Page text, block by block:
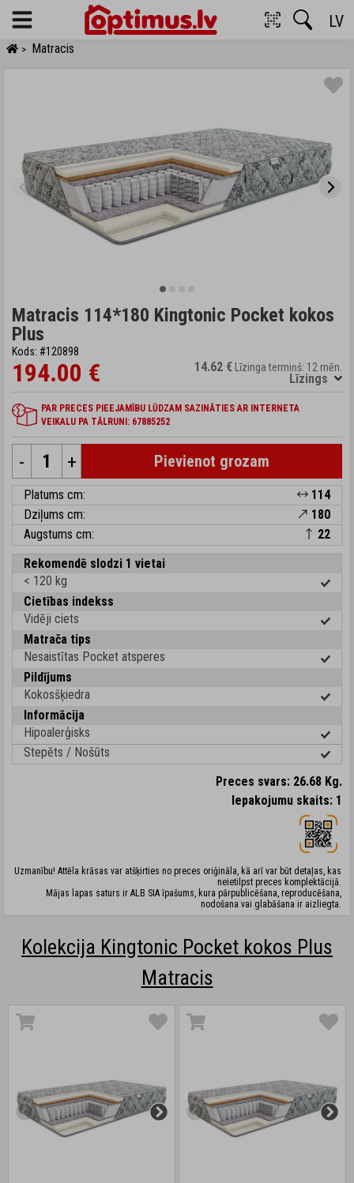
Menu LV
> Matracis
Matracis 114*180 Kingtonic Pocket kokos
Plus
Kods: #120898
194.00 € 14.62 € Līzinga termiņš: 12 mēn.
Līzings
PAR PRECES PIEEJAMĪBU LŪDZAM SAZINĀTIES AR INTERNETA
VEIKALU PA TĀLRUNI: 67885252
- + Pievienot grozam
Platums cm:
114
Dziļums cm:
180
Augstums cm:
22
Rekomendē slodzi 1 vietai
< 120 kg
Cietības indekss
Vidēji ciets
Matrača tips
Nesaistītas Pocket atsperes
Pildījums
Kokosšķiedra
Informācija
Hipoalerģisks
Stepēts / Nošūts
Preces svars: 26.68 Kg.
Iepakojumu skaits: 1
Uzmanību! Attēla krāsas var atšķirties no preces oriģināla, kā arī var būt detaļas, kas
neietilpst preces komplektācijā.
Mājas lapas saturs ir ALB SIA īpašums, kura pārpublicēšana, reproducēšana,
nodošana vai glabāšana ir aizliegta.
Kolekcija Kingtonic Pocket kokos Plus
Matracis